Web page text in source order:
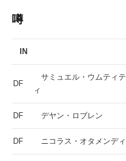
噂
IN
DF
サミュエル・ウムティテ
ィ
DF デヤン・ロブレン
DF ニコラス・オタメンディ